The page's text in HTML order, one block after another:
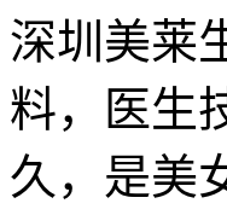
深圳美莱
料，医生
久，是美